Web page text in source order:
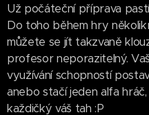
Už počáteční příprava
Do toho během hry
můžete se jít takzvaně
profesor neporazitelný.
využívání schopností
anebo stačí jeden alfa
každičký váš tah :P